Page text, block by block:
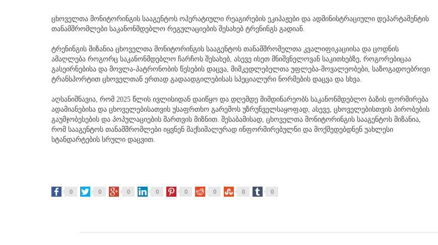
ცხოველთა მონიტორინგის სააგენტოს ოპერატიული რეაგირების ეკიპაჟები და ადმინისტრაციული დეპარტამენტის
თანამშრომლები საკანონმდებლო რეგულაციების შესახებ ტრენინგს გადიან.
ტრენინგის მიზანია ცხოველთა მონიტორინგის სააგენტოს თანამშრომელთა კვალიფიკაციისა და ცოდნის
ამაღლება როგორც საკანონმდებლო ჩარჩოს შესახებ, ასევე ისეთ მნიშვნელოვან საკითხებზე, როგორებიცაა
გასეირნებისა და მოვლა-პატრონობის წესების დაცვა, მიმკედლებელთა უფლება-მოვალეობები, საზოგადოებრივი
ტრანსპორტით ცხოველთან ერთად გადაადგილებისას სპეციალური ნორმების დაცვა და სხვა.
აღსანიშნავია, რომ 2025 წლის ივლისიდან დაიწყო და დღემდე მიმდინარეობს საკანონმდებლო ბაზის ფორმირება
ადამიანებისა და ცხოველებისათვის უსაფრთხო გარემოს უზრუნველსაყოფად, ასევე, ცხოველებისთვის პირობების
გაუმჯობესების და პოპულაციების მართვის მიზნით. შესაბამისად, ცხოველთა მონიტორინგის სააგენტოს მიზანია,
რომ სააგენტოს თანამშრომლები იყვნენ მაქსიმალურად ინფორმირებულნი და მოქმედებდნენ უახლესი
სტანდარტების სრული დაცვით.
0 0 0 0 0 0 0 0